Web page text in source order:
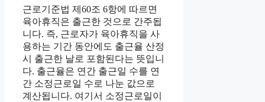
근로기준법 제60조 6항에 따르면
육아휴직은 출근한 것으로 간주됩
니다. 즉, 근로자가 육아휴직을 사
용하는 기간 동안에도 출근율 산정
시 출근한 날로 포함된다는 뜻입니
다. 출근율은 연간 출근일 수를 연
간 소정근로일 수로 나눈 값으로
계산됩니다. 여기서 소정근로일이